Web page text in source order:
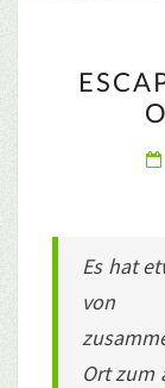
Es hat
von
Ort zum